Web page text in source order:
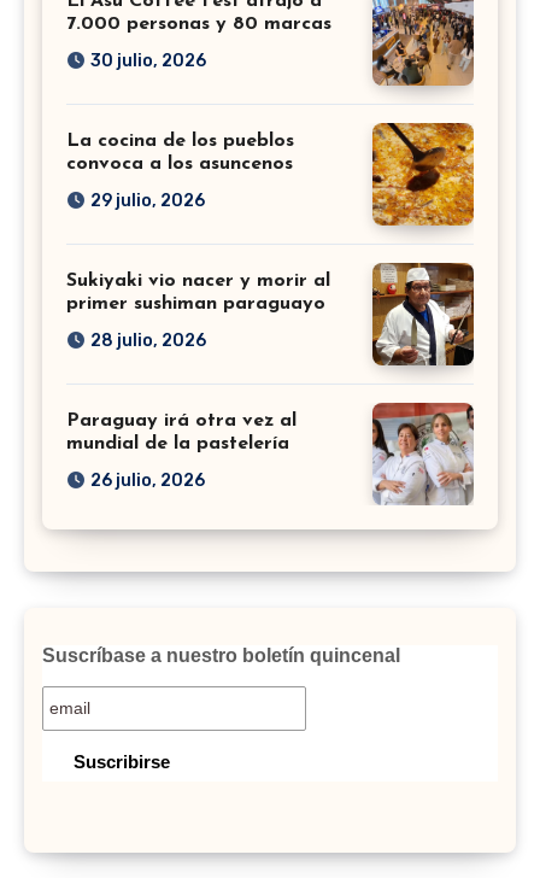
7.000 personas y 80 marcas
30 julio, 2026
La cocina de los pueblos
convoca a los asuncenos
29 julio, 2026
Sukiyaki vio nacer y morir al
primer sushiman paraguayo
28 julio, 2026
Paraguay irá otra vez al
mundial de la pastelería
26 julio, 2026
Suscríbase a nuestro boletín quincenal